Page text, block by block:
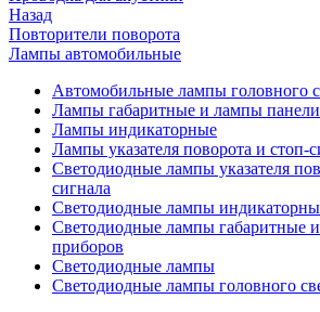
Назад
Повторители поворота
Лампы автомобильные
Автомобильные лампы головного
Лампы габаритные и лампы
Лампы индикаторные
Лампы указателя поворота и стоп-
Светодиодные лампы указателя
сигнала
Светодиодные лампы
Светодиодные лампы габаритные
приборов
Светодиодные лампы
Светодиодные лампы головного